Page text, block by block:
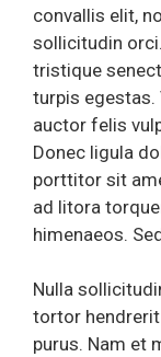
convallis elit,
sollicitudin
tristique
turpis egestas.
auctor felis
Donec ligula
porttitor sit
ad litora
himenaeos.
Nulla
tortor hendrerit
purus. Nam et